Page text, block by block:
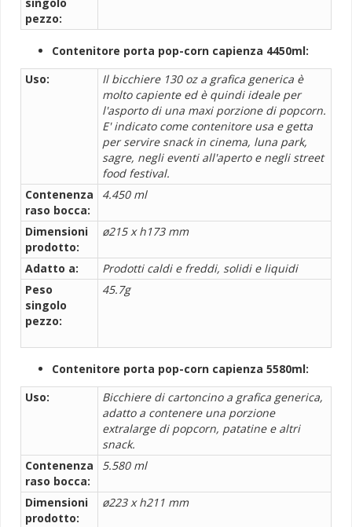
pezzo:
Contenitore porta pop-corn capienza 4450ml:
Uso:
Il bicchiere 130 oz a grafica generica è
molto capiente ed è quindi ideale per
l'asporto di una maxi porzione di popcorn.
E' indicato come contenitore usa e getta
per servire snack in cinema, luna park,
sagre, negli eventi all'aperto e negli street
food festival.
Contenenza
raso bocca:
4.450 ml
Dimensioni
prodotto:
ø215 x h173 mm
Adatto a:
Prodotti caldi e freddi, solidi e liquidi
Peso
singolo
pezzo:
45.7g
Contenitore porta pop-corn capienza 5580ml:
Uso:
Bicchiere di cartoncino a grafica generica,
adatto a contenere una porzione
extralarge di popcorn, patatine e altri
snack.
Contenenza
raso bocca:
5.580 ml
Dimensioni
prodotto:
ø223 x h211 mm